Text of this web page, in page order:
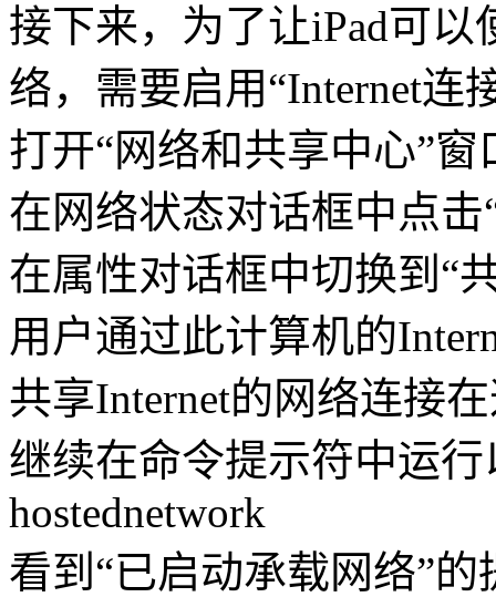
接下来，为了让iPad可
络，需要启用“Internet连
打开“网络和共享中心”
在网络状态对话框中点击
在属性对话框中切换到“
用户通过此计算机的
共享Internet的网络连接
继续在命令提示符中运行
hostednetwork
看到“已启动承载网络”